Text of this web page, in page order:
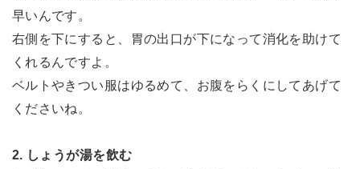
早いんです。
右側を下にすると、胃の出口が下になって消化を助けて
くれるんですよ。
ベルトやきつい服はゆるめて、お腹をらくにしてあげて
くださいね。
2. しょうが湯を飲む